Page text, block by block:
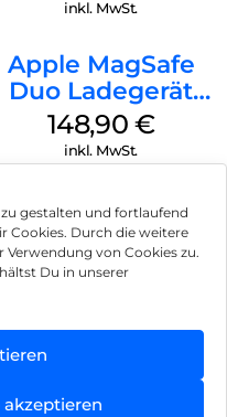
gestalten und fortlaufend
Cookies. Durch die weitere
von Cookies zu.
Du in unserer
inkl. MwSt.
Apple MagSafe
Duo Ladegerät
Weiß
148,90 €
inkl. MwSt.